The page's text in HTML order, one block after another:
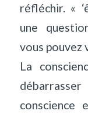
réfléchir. «
une
vous pouvez
La
conscience